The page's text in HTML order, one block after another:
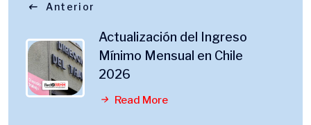
Anterior
Actualización del Ingreso
Mínimo Mensual en Chile
2026
Read More